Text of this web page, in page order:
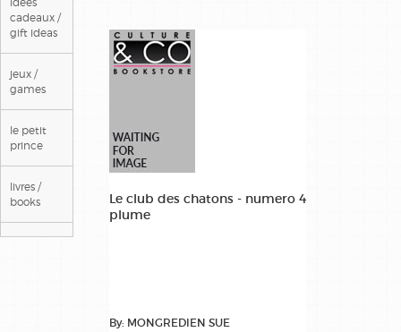
cadeaux /
gift ideas
jeux /
games
le petit
prince
livres /
books
Le club des chatons - numero 4
plume
By: MONGREDIEN SUE